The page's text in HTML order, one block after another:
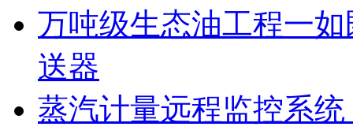
万吨级生态油工程一
送器
蒸汽计量远程监控系